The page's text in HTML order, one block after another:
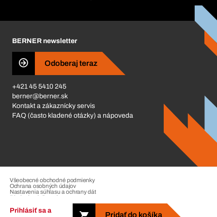
Prihlásiť sa a
Pridať do košíka
Business Conduct
BERNER newsletter
Odoberaj teraz
+421 45 5410 245
berner@berner.sk
Kontakt a zákaznícky servis
FAQ (často kladené otázky) a nápoveda
Všeobecné obchodné podmienky
Ochrana osobných údajov
Nastavenia súhlasu a ochrany dát
Riadenie sťažností